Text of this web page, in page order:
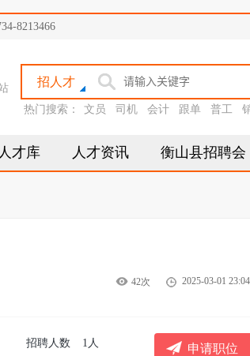
8213466
招人才
热门搜索： 文员 司机 会计 跟单 普工
才库 人才资讯 衡山县招聘会
2025-03-01
42次
申请职位
招聘人数 1人